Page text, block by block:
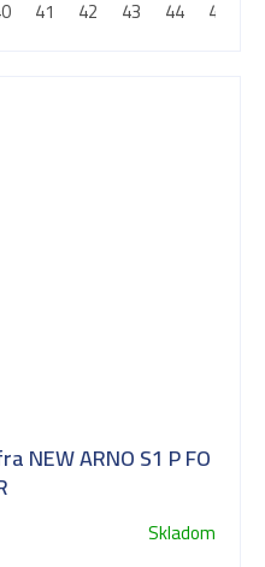
41 42 43 44 45
NEW ARNO S1 P FO
Skladom